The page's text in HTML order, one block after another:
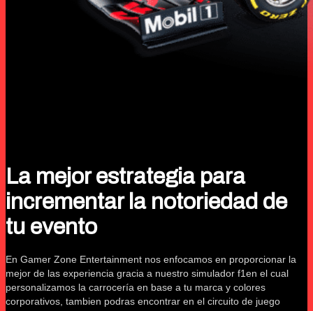
La mejor estrategia para
incrementar la notoriedad de
tu evento
En Gamer Zone Entertainment nos enfocamos en proporcionar la
mejor de las experiencia gracia a nuestro simulador f1en el cual
personalizamos la carrocería en base a tu marca y colores
corporativos, tambien podras encontrar en el circuito de juego